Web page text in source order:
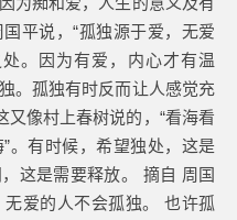
平说，“孤独源于爱，无爱
。因为有爱，内心才有温
。孤独有时反而让人感觉充
又像村上春树说的，“看海看
。有时候，希望独处，这是
这是需要释放。 摘自 周国
爱的人不会孤独。 也许孤